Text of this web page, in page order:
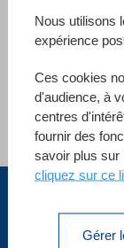
applications 4D
toutes les
sont utilisées
Nous utilisons
expérience
Ces cookies
d'audience, à
centres
fournir des
savoir plus sur
cliquez sur ce
Gérer